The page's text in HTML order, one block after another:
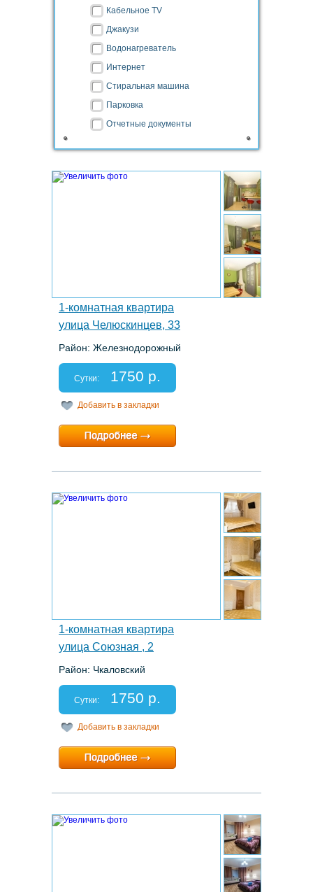
Кабельное TV
Джакузи
Водонагреватель
Интернет
Стиральная машина
Парковка
Отчетные документы
1-комнатная квартира
улица Челюскинцев, 33
Район: Железнодорожный
Спальных мест: 2+2
Отчетные документы: есть
Сутки: 1750 р.
Добавить в закладки
Минимальный срок:1 суток
Расчетный час:12:00
1-комнатная квартира
улица Союзная , 2
Район: Чкаловский
Спальных мест: 2+2
Отчетные документы: есть
Сутки: 1750 р.
Добавить в закладки
Минимальный срок:1 суток
Расчетный час:12:00